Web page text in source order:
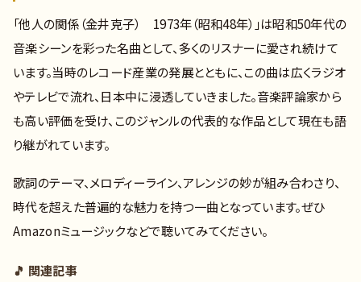
「他人の関係（金井克子） 1973年（昭和48年）」は昭和50年代の
音楽シーンを彩った名曲として、多くのリスナーに愛され続けて
います。当時のレコード産業の発展とともに、この曲は広くラジオ
やテレビで流れ、日本中に浸透していきました。音楽評論家から
も高い評価を受け、このジャンルの代表的な作品として現在も語
り継がれています。
歌詞のテーマ、メロディーライン、アレンジの妙が組み合わさり、
時代を超えた普遍的な魅力を持つ一曲となっています。ぜひ
Amazonミュージックなどで聴いてみてください。
🎵 関連記事